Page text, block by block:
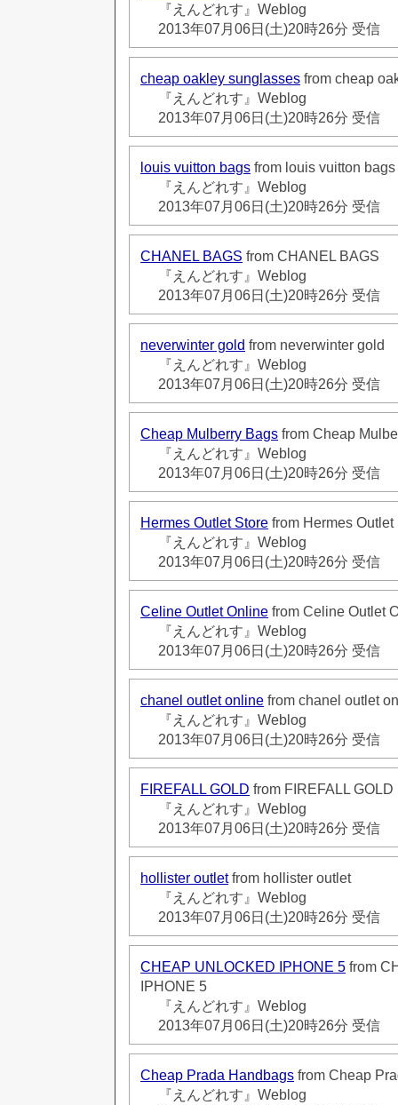
『えんどれす』Weblog
2013年07月06日(土)20時26分 受信
cheap oakley sunglasses from cheap
『えんどれす』Weblog
2013年07月06日(土)20時26分 受信
louis vuitton bags from louis vuitton bags
『えんどれす』Weblog
2013年07月06日(土)20時26分 受信
CHANEL BAGS from CHANEL BAGS
『えんどれす』Weblog
2013年07月06日(土)20時26分 受信
neverwinter gold from neverwinter gold
『えんどれす』Weblog
2013年07月06日(土)20時26分 受信
Cheap Mulberry Bags from Cheap
『えんどれす』Weblog
2013年07月06日(土)20時26分 受信
Hermes Outlet Store from Hermes Outlet
『えんどれす』Weblog
2013年07月06日(土)20時26分 受信
Celine Outlet Online from Celine Outlet
『えんどれす』Weblog
2013年07月06日(土)20時26分 受信
chanel outlet online from chanel outlet
『えんどれす』Weblog
2013年07月06日(土)20時26分 受信
FIREFALL GOLD from FIREFALL GOLD
『えんどれす』Weblog
2013年07月06日(土)20時26分 受信
hollister outletfrom hollister outlet
『えんどれす』Weblog
2013年07月06日(土)20時26分 受信
CHEAP UNLOCKED IPHONE 5 from
IPHONE 5
『えんどれす』Weblog
2013年07月06日(土)20時26分 受信
Cheap Prada Handbags from Cheap
『えんどれす』Weblog